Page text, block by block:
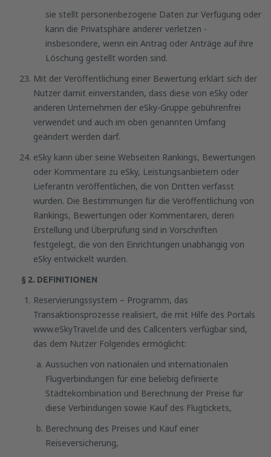
sie stellt personenbezogene Daten zur Verfügung oder
kann die Privatsphäre anderer verletzen -
insbesondere, wenn ein Antrag oder Anträge auf ihre
Löschung gestellt worden sind.
Mit der Veröffentlichung einer Bewertung erklärt sich der
Nutzer damit einverstanden, dass diese von eSky oder
anderen Unternehmen der eSky-Gruppe gebührenfrei
verwendet und auch im oben genannten Umfang
geändert werden darf.
eSky kann über seine Webseiten Rankings, Bewertungen
oder Kommentare zu eSky, Leistungsanbietern oder
Lieferantn veröffentlichen, die von Dritten verfasst
wurden. Die Bestimmungen für die Veröffentlichung von
Rankings, Bewertungen oder Kommentaren, deren
Erstellung und Überprüfung sind in Vorschriften
festgelegt, die von den Einrichtungen unabhängig von
eSky entwickelt wurden.
§ 2. DEFINITIONEN
Reservierungssystem – Programm, das
Transaktionsprozesse realisiert, die mit Hilfe des Portals
www.eSkyTravel.de und des Callcenters verfügbar sind,
das dem Nutzer Folgendes ermöglicht:
Aussuchen von nationalen und internationalen
Flugverbindungen für eine beliebig definierte
Städtekombination und Berechnung der Preise für
diese Verbindungen sowie Kauf des Flugtickets,
Berechnung des Preises und Kauf einer
Reiseversicherung,